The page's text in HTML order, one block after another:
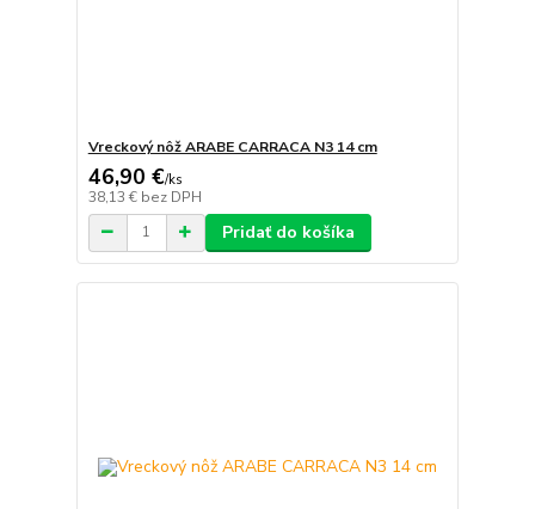
Vreckový nôž ARABE CARRACA N3 14 cm
46,90 €/ks
38,13 € bez DPH
Pridať do košíka